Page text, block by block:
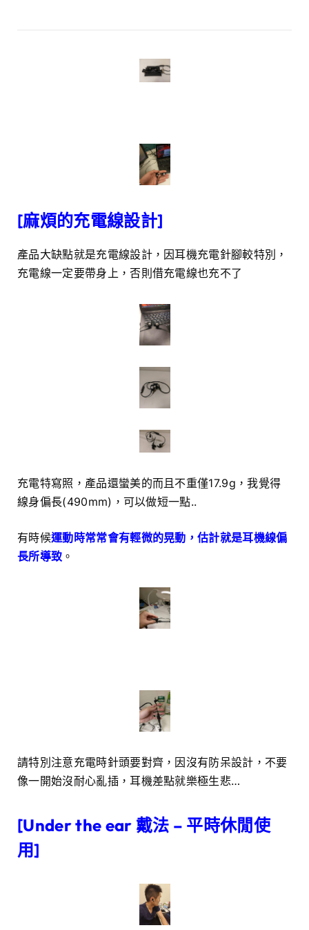
[麻煩的充電線設計]
產品大缺點就是充電線設計，因耳機充電針腳較特別，
充電線一定要帶身上，否則借充電線也充不了
充電特寫照，產品還蠻美的而且不重僅17.9g，我覺得
線身偏長(490mm)，可以做短一點..
有時候運動時常常會有輕微的晃動，估計就是耳機線偏
長所導致 。
請特別注意充電時針頭要對齊，因沒有防呆設計，不要
像一開始沒耐心亂插，耳機差點就樂極生悲…
[Under the ear 戴法 – 平時休閒使
用]